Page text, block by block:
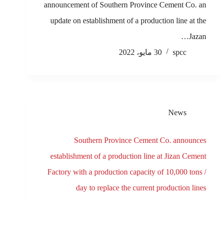
announcement of Southern Province Cement Co. an
update on establishment of a production line at the
Jazan…
spcc
30 مايو، 2022
News
Southern Province Cement Co. announces
establishment of a production line at Jizan Cement
Factory with a production capacity of 10,000 tons /
day to replace the current production lines